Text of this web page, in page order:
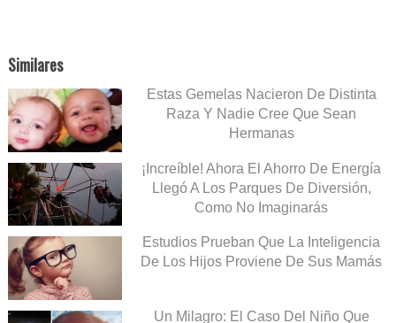
Similares
Estas Gemelas Nacieron De Distinta
Raza Y Nadie Cree Que Sean
Hermanas
¡Increíble! Ahora El Ahorro De Energía
Llegó A Los Parques De Diversión,
Como No Imaginarás
Estudios Prueban Que La Inteligencia
De Los Hijos Proviene De Sus Mamás
Un Milagro: El Caso Del Niño Que